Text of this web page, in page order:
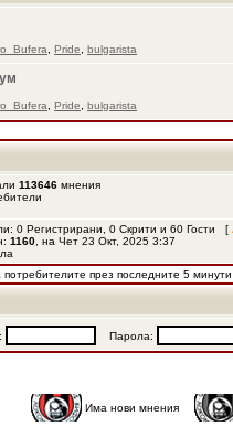
Pride bulgarista
Pride bulgarista
113646 мнения
0 Регистрирани, 0 Скрити и 60 Гости [
1160 , на Чет 23 Окт, 2025 3:37
през последните 5 минути
Парола:
Има нови мнения